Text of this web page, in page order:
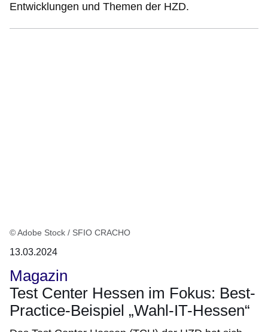
Entwicklungen und Themen der HZD.
© Adobe Stock / SFIO CRACHO
13.03.2024
Magazin
Test Center Hessen im Fokus: Best-
Practice-Beispiel „Wahl-IT-Hessen“